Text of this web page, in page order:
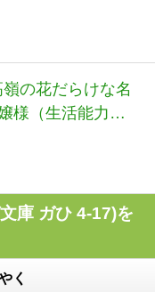
の花だらけな名
様（生活能力皆
することになり
03-12)
庫 ガひ 4-17)を
く